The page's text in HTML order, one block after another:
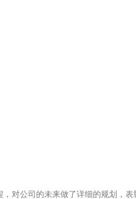
，对公司的未来做了详细的规划，